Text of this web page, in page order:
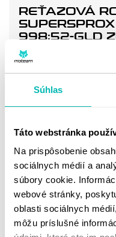
Súhlas
Táto webstránka
Na prispôsobenie
sociálnych médií a
súbory cookie.
webové stránky,
oblasti sociálnych
môžu príslušné
REŤAZOVÁ
998:52-GLD
Patentované řešení pro
s nejpevnějším
MOHLO